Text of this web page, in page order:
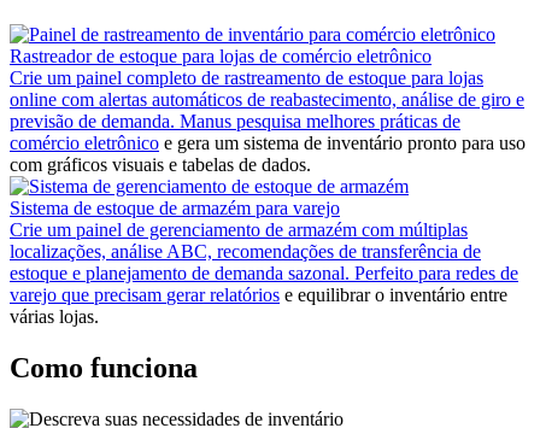
Rastreador de estoque para lojas de comércio eletrônico
Crie um painel completo de rastreamento de estoque para lojas
online com alertas automáticos de reabastecimento, análise de giro e
previsão de demanda. Manus pesquisa melhores práticas de
comércio eletrônico e gera um sistema de inventário pronto para uso
com gráficos visuais e tabelas de dados.
Sistema de estoque de armazém para varejo
Crie um painel de gerenciamento de armazém com múltiplas
localizações, análise ABC, recomendações de transferência de
estoque e planejamento de demanda sazonal. Perfeito para redes de
varejo que precisam gerar relatórios e equilibrar o inventário entre
várias lojas.
Como funciona